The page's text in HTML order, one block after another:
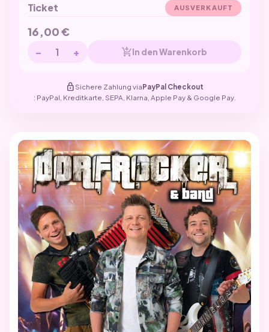
Ticket AUSVERKAUFT
16,00€
− + add_shopping_cartIn den Warenkorb
lock Sichere Zahlung viaPayPal Checkout
: PayPal, Kreditkarte, SEPA, Klarna, Apple Pay & Google Pay.